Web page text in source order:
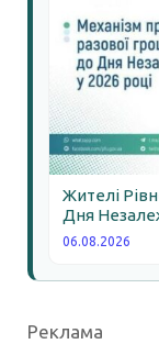
Жителі
Дня
06.08.2026
Реклама